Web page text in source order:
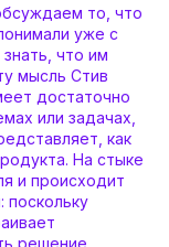
то, что
уже с
что им
мысль Стив
достаточно
или задачах,
как
На стыке
и происходит
решение,